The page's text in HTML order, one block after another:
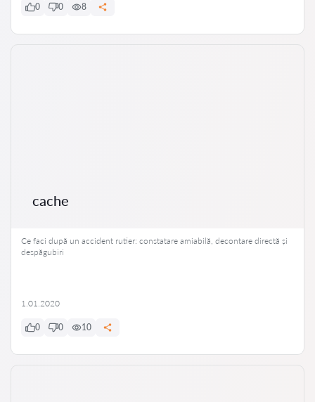
0 0 8
cache
Ce faci după un accident rutier: constatare amiabilă, decontare directă și
despăgubiri
1.01.2020
0 0 10